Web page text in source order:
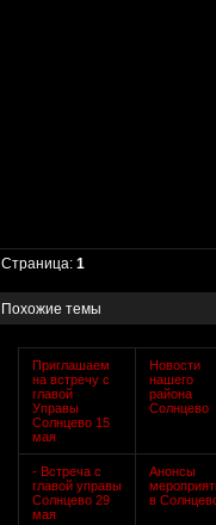
Страница:1
Похожие темы
Приглашаем
на встречу с
главой
Управы
Солнцево 15
мая
Новости
нашего
района
Солнцево
- Встреча с
главой управы
Солнцево 29
мая
Анонсы
в